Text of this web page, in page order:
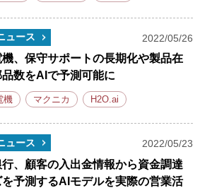
ュース 2022/05/26
、保守サポートの長期化や製品在
品数をAIで予測可能に
機 マクニカ H2O.ai
ュース 2022/05/23
、顧客の入出金情報から資金調達
を予測するAIモデルを実際の営業活